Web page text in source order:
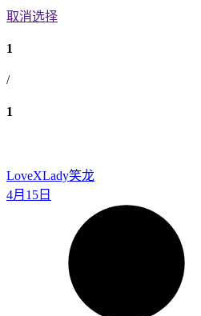
取消选择
1
/
1
LoveXLady笑龙
4月15日